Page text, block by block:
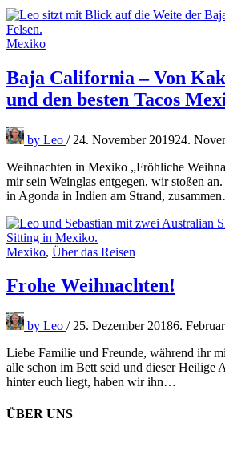
Mexiko
Baja California – Von
und den besten Tacos
by Leo / 24. November 201924.
Weihnachten in Mexiko „Fröhliche
mir sein Weinglas entgegen, wir stoßen
in Agonda in Indien am Strand,
Mexiko, Über das Reisen
Frohe Weihnachten!
by Leo / 25. Dezember 20186.
Liebe Familie und Freunde, während ihr
alle schon im Bett seid und dieser Heilige
hinter euch liegt, haben wir ihn…
ÜBER UNS